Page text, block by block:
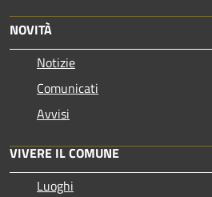
NOVITÀ
Notizie
Comunicati
Avvisi
VIVERE IL COMUNE
Luoghi